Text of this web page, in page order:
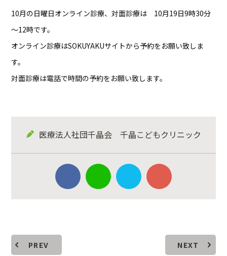
10月の日曜日オンライン診療、対面診療は 10月19日9時30分
～12時です。
オンライン診療はSOKUYAKUサイトから予約をお願い致しま
す。
対面診療は電話で時間の予約をお願い致します。
医療法人社団千晶会 千晶こどもクリニック
PREV NEXT